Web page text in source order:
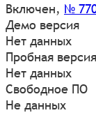
Включен, №
Демо версия
Нет данных
Пробная
Нет данных
Свободное ПО
Не данных